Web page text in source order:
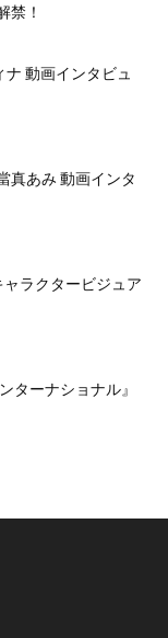
禁！
ナ 動画インタビュ
真あみ 動画インタ
ャラクタービジュア
ターナショナル』